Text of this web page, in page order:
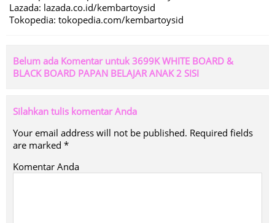
Lazada: lazada.co.id/kembartoysid
Tokopedia: tokopedia.com/kembartoysid
Belum ada Komentar untuk 3699K WHITE BOARD &
BLACK BOARD PAPAN BELAJAR ANAK 2 SISI
Silahkan tulis komentar Anda
Your email address will not be published. Required fields
are marked *
Komentar Anda